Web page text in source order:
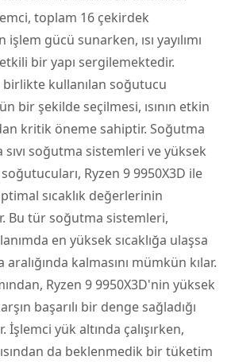
toplam 16 çekirdek
gücü sunarken, ısı yayılımı
bir yapı sergilemektedir.
kullanılan soğutucu
bir şekilde seçilmesi, ısının etkin
kritik öneme sahiptir. Soğutma
soğutma sistemleri ve yüksek
Ryzen 9 9950X3D ile
sıcaklık değerlerinin
Bu tür soğutma sistemleri,
en yüksek sıcaklığa ulaşsa
kalmasını mümkün kılar.
Ryzen 9 9950X3D'nin yüksek
başarılı bir denge sağladığı
yük altında çalışırken,
da beklenmedik bir tüketim